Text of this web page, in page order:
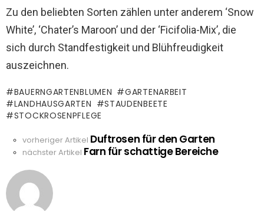
Zu den beliebten Sorten zählen unter anderem ‘Snow
White’, ‘Chater’s Maroon’ und der ‘Ficifolia-Mix’, die
sich durch Standfestigkeit und Blühfreudigkeit
auszeichnen.
BAUERNGARTENBLUMEN
GARTENARBEIT
LANDHAUSGARTEN
STAUDENBEETE
STOCKROSENPFLEGE
See
more
vorheriger Artikel Duftrosen für den Garten
nächster Artikel Farn für schattige Bereiche